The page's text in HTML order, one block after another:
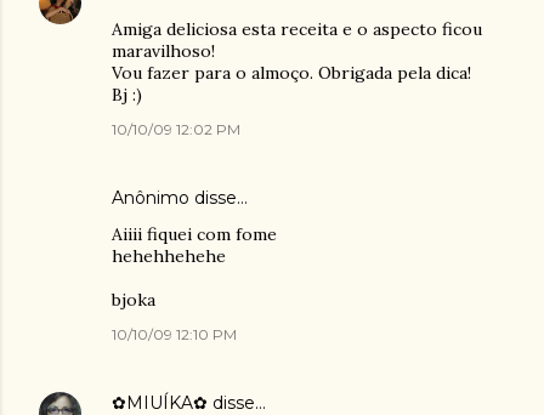
Amiga deliciosa esta receita e o aspecto ficou
maravilhoso!
Vou fazer para o almoço. Obrigada pela dica!
Bj :)
10/10/09 12:02 PM
Anônimo disse…
Aiiii fiquei com fome
hehehhehehe
bjoka
10/10/09 12:10 PM
✿MIUÍKA✿ disse…